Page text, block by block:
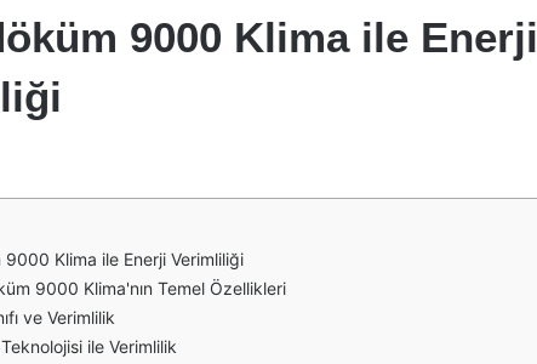
9000 Klima ile Enerji
Klima ile Enerji Verimliliği
9000 Klima'nın Temel Özellikleri
ve Verimlilik
ile Verimlilik